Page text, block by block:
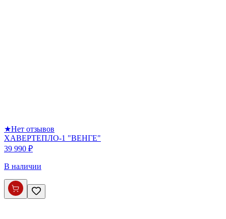
★Нет отзывов
ХАВЕРТЕПЛО-1 "ВЕНГЕ"
39 990 ₽
В наличии